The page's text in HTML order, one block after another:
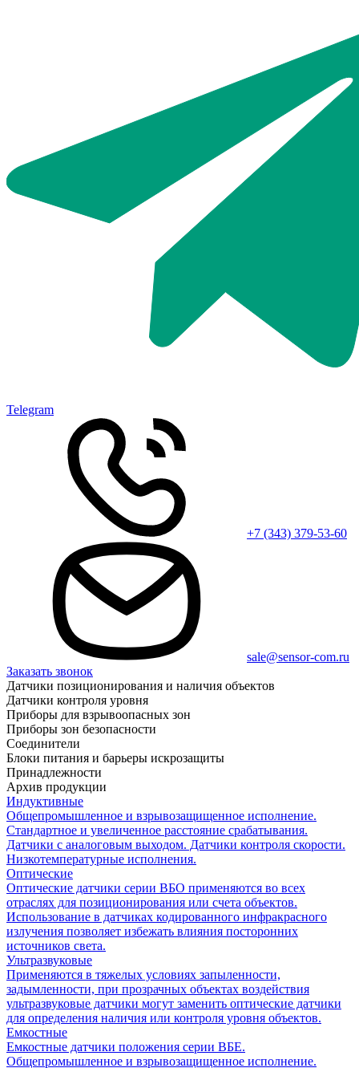
Telegram
+7 (343) 379-53-60
sale@sensor-com.ru
Заказать звонок
Датчики позиционирования и наличия объектов
Датчики контроля уровня
Приборы для взрывоопасных зон
Приборы зон безопасности
Соединители
Блоки питания и барьеры искрозащиты
Принадлежности
Архив продукции
Индуктивные
Общепромышленное и взрывозащищенное исполнение.
Стандартное и увеличенное расстояние срабатывания.
Датчики с аналоговым выходом. Датчики контроля скорости.
Низкотемпературные исполнения.
Оптические
Оптические датчики серии ВБО применяются во всех
отраслях для позиционирования или счета объектов.
Использование в датчиках кодированного инфракрасного
излучения позволяет избежать влияния посторонних
источников света.
Ультразвуковые
Применяются в тяжелых условиях запыленности,
задымленности, при прозрачных объектах воздействия
ультразвуковые датчики могут заменить оптические датчики
для определения наличия или контроля уровня объектов.
Емкостные
Емкостные датчики положения серии ВБЕ.
Общепромышленное и взрывозащищенное исполнение.